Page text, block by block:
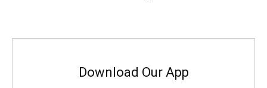
Download Our App